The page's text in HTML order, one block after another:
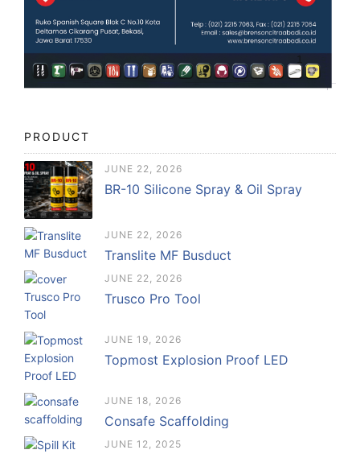
PRODUCT
JUNE 22, 2026
BR-10 Silicone Spray & Oil Spray
JUNE 22, 2026
Translite MF Busduct
JUNE 22, 2026
Trusco Pro Tool
JUNE 19, 2026
Topmost Explosion Proof LED
JUNE 18, 2026
Consafe Scaffolding
JUNE 12, 2025